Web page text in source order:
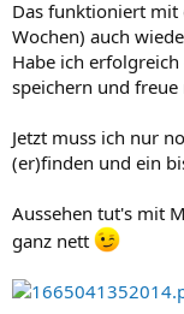
Das funktioniert mit
Wochen) auch
Habe ich
speichern und freue
Jetzt muss ich nur
(er)finden und ein
Aussehen tut's mit
ganz nett